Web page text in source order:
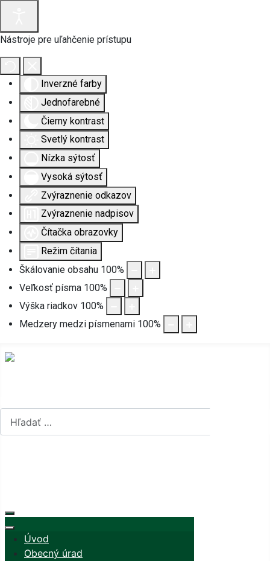
Nástroje pre uľahčenie prístupu
Inverzné farby
Jednofarebné
Čierny kontrast
Svetlý kontrast
Nízka sýtosť
Vysoká sýtosť
Zvýraznenie odkazov
Zvýraznenie nadpisov
Čítačka obrazovky
Režim čítania
Škálovanie obsahu 100%
Veľkosť písma 100%
Výška riadkov 100%
Medzery medzi písmenami 100%
Úvod
Obecný úrad